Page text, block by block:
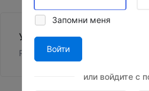
УП Преподаватель этики
Размер: 12,93 КБ
Запомни меня
Войти
или войдите с